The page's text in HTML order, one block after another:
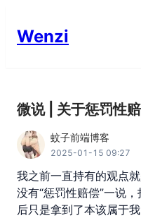
Wenzi
微说 | 关于惩罚性
蚊子前端博客
2025-01-15 09:27
我之前一直持有的观点
没有“惩罚性赔偿”一说
后只是拿到了本该属于